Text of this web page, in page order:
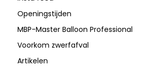
Openingstijden
MBP-Master Balloon Professional
Voorkom zwerfafval
Artikelen